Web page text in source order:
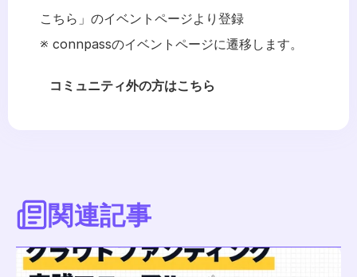
こちら」のイベントページより登録
※ connpassのイベントページに遷移します。
コミュニティ外の方はこちら
関連記事